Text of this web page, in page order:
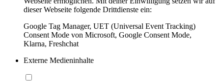
dieser Webseite folgende Drittdienste ein:
Google Tag Manager, UET (Universal Event Tracking)
Consent Mode von Microsoft, Google Consent Mode,
Klarna, Freshchat
Externe Medieninhalte